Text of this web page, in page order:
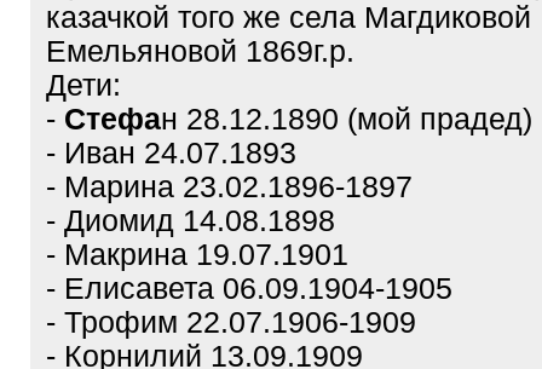
казачкой того же села
Емельяновой 1869г.р.
Дети:
- Стефан 28.12.1890 (мой прадед)
- Иван 24.07.1893
- Марина 23.02.1896-1897
- Диомид 14.08.1898
- Макрина 19.07.1901
- Елисавета 06.09.1904-1905
- Трофим 22.07.1906-1909
- Корнилий 13.09.1909